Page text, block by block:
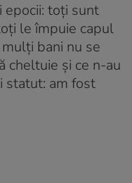
epocii: toți sunt
le împuie capul
bani nu se
cheltuie și ce n-au
statut: am fost